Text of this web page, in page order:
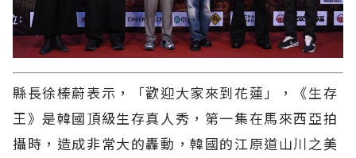
縣長徐榛蔚表示，「歡迎大家來到花蓮」，《生存
王》是韓國頂級生存真人秀，第一集在馬來西亞拍
攝時，造成非常大的轟動，韓國的江原道山川之美